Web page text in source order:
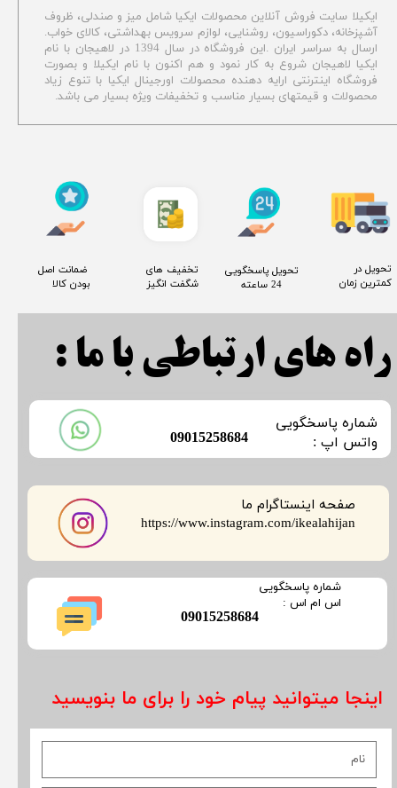
ایکیلا سایت فروش آنلاین محصولات ایکیا شامل میز و صندلی، ظروف
آشپزخانه، دکوراسیون، روشنایی، لوازم سرویس بهداشتی، کالای خواب.
ارسال به سراسر ایران .این فروشگاه در سال 1394 در لاهیجان با نام
ایکیا لاهیجان شروع به کار نمود و هم اکنون با نام ایکیلا و بصورت
فروشگاه اینترنتی ارایه دهنده محصولات اورجینال ایکیا با تنوع زیاد
محصولات و قیمتهای بسیار مناسب و تخفیفات ویژه بسیار می باشد.
صفحه اینستاگرام ما
​​​​​​​https://www.instagram.com/ikealahijan
​شماره پاسخگویی
​​​​​واتس اپ :
​09015258684
اینجا میتوانید پیام خود را برای ما بنویسید
راه های ارتباطی با ما :
​09015258684
​شماره پاسخگویی
​​​​​اس ام اس :
​تحویل در
کمترین زمان
​تحویل پاسخگویی
24 ساعته
​تخفیف های
شگفت انگیز
​ ضمانت اصل
بودن کالا